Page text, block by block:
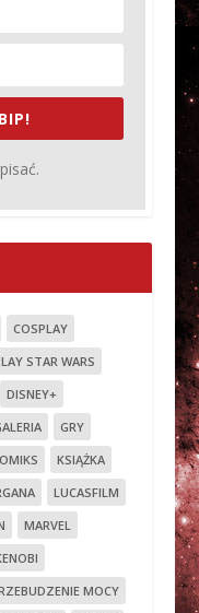
COSPLAY
STAR WARS
DISNEY+
GRY
KSIĄŻKA
LUCASFILM
MARVEL
MOCY